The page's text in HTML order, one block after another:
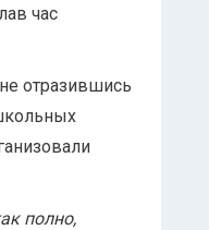
час
отразившись
полно,